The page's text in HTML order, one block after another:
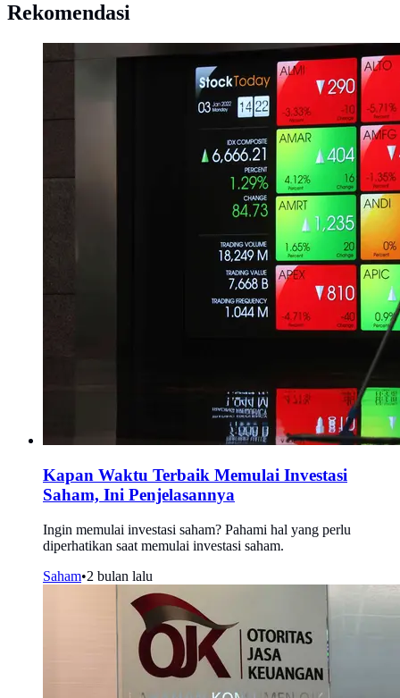
Rekomendasi
Kapan Waktu Terbaik Memulai Investasi
Saham, Ini Penjelasannya
Ingin memulai investasi saham? Pahami hal yang perlu
diperhatikan saat memulai investasi saham.
Saham•2 bulan lalu